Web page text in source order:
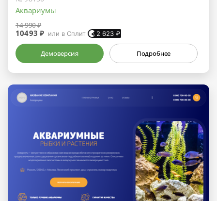
Аквариумы
14 990 ₽
10493 ₽ или в Сплит 2 623 ₽
Демоверсия Подробнее